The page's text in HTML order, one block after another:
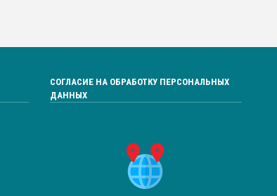
СОГЛАСИЕ НА ОБРАБОТКУ ПЕРСОНАЛЬНЫХ
ДАННЫХ